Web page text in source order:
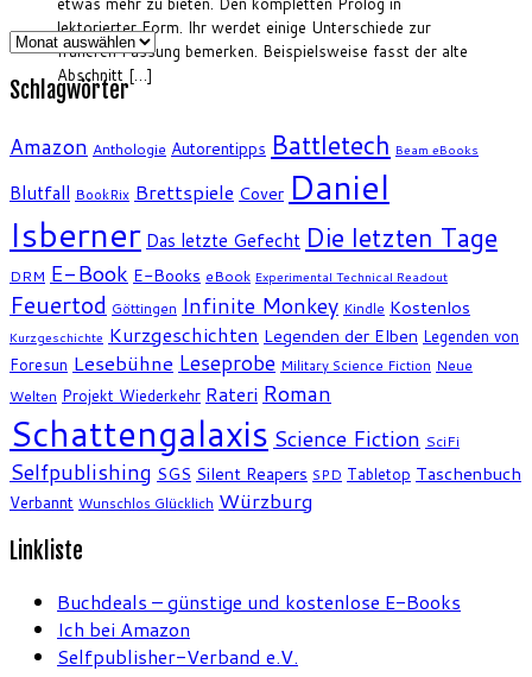
lektorierter Form. Ihr werdet einige Unterschiede zur
früheren Fassung bemerken. Beispielsweise fasst der alte
Abschnitt […]
Archiv
Schlagwörter
Amazon Anthologie Autorentipps Battletech Beam eBooks
Blutfall BookRix Brettspiele Cover Daniel
Isberner Das letzte Gefecht Die letzten Tage
DRM E-Book E-Books eBook Experimental Technical Readout
Feuertod Göttingen Infinite Monkey Kindle Kostenlos
Kurzgeschichte Kurzgeschichten Legenden der Elben Legenden von
Foresun Lesebühne Leseprobe Military Science Fiction Neue
Welten Projekt Wiederkehr Rateri Roman
Schattengalaxis Science Fiction SciFi
Selfpublishing SGS Silent Reapers SPD Tabletop Taschenbuch
Verbannt Wunschlos Glücklich Würzburg
Linkliste
Buchdeals – günstige und kostenlose E-Books
Ich bei Amazon
Selfpublisher-Verband e.V.